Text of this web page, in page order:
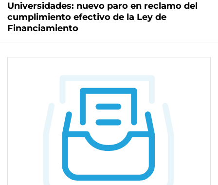
Universidades: nuevo paro en reclamo del
cumplimiento efectivo de la Ley de
Financiamiento